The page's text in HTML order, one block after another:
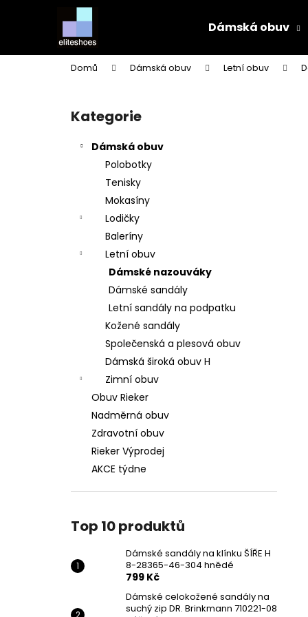
Dámská obuv
Domů Dámská obuv Letní obuv
Přeskočit
kategorie
Kategorie
Dámská obuv
Polobotky
Tenisky
Mokasíny
Lodičky
Baleríny
Letní obuv
Dámské nazouváky
Dámské sandály
Letní sandály na podpatku
Kožené sandály
Společenská a plesová obuv
Dámská široká obuv H
Zimní obuv
Obuv Rieker
Nadměrná obuv
Zdravotní obuv
Rieker Výprodej
AKCE týdne
Top 10 produktů
Dámské sandály na klínku ŠÍŘE H
8-28365-46-304 hnědé
799 Kč
Dámské celokožené sandály na
suchý zip DR. Brinkmann 710221-08
í
Zpět
do
obchodu
Zpět
do
obchodu
DÁMSKÉ SANDÁLY NA KLÍNKU ŠÍŘE H 8-
28365-46-304 HNĚDÉ
799 Kč
Původně: 1 699 Kč